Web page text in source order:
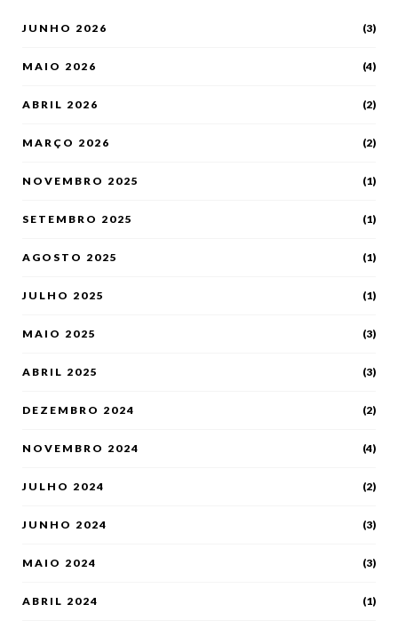
JUNHO 2026 (3)
MAIO 2026 (4)
ABRIL 2026 (2)
MARÇO 2026 (2)
NOVEMBRO 2025 (1)
SETEMBRO 2025 (1)
AGOSTO 2025 (1)
JULHO 2025 (1)
MAIO 2025 (3)
ABRIL 2025 (3)
DEZEMBRO 2024 (2)
NOVEMBRO 2024 (4)
JULHO 2024 (2)
JUNHO 2024 (3)
MAIO 2024 (3)
ABRIL 2024 (1)